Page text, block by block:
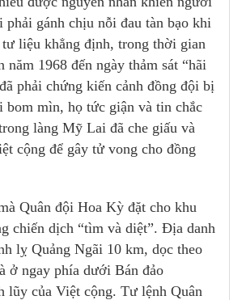
gánh chịu nỗi đau tàn bạo khi
liệu khẳng định, trong thời gian
năm 1968 đến ngày thảm sát “hãi
phải chứng kiến cảnh đồng đội bị
bom mìn, họ tức giận và tin chắc
làng Mỹ Lai đã che giấu và
cộng để gây tử vong cho đồng
Quân đội Hoa Kỳ đặt cho khu
chiến dịch “tìm và diệt”. Địa danh
lỵ Quảng Ngãi 10 km, dọc theo
ở ngay phía dưới Bán đảo
lũy của Việt cộng. Tư lệnh Quân